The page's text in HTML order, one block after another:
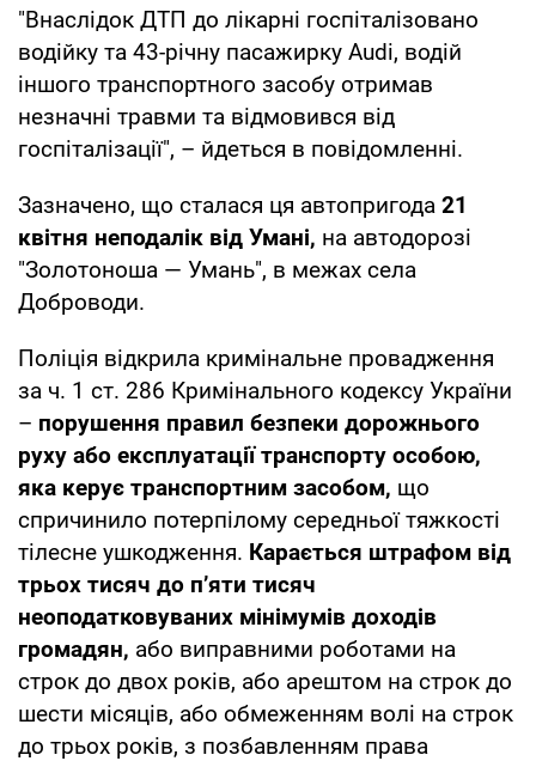
"Внаслідок ДТП до лікарні госпіталізовано
водійку та 43-річну пасажирку Audi, водій
іншого транспортного засобу отримав
незначні травми та відмовився від
госпіталізації", – йдеться в повідомленні.
Зазначено, що сталася ця автопригода 21
квітня неподалік від Умані, на автодорозі
"Золотоноша — Умань", в межах села
Доброводи.
Поліція відкрила кримінальне провадження
за ч. 1 ст. 286 Кримінального кодексу України
– порушення правил безпеки дорожнього
руху або експлуатації транспорту особою,
яка керує транспортним засобом, що
спричинило потерпілому середньої тяжкості
тілесне ушкодження. Карається штрафом від
трьох тисяч до п’яти тисяч
неоподатковуваних мінімумів доходів
громадян, або виправними роботами на
строк до двох років, або арештом на строк до
шести місяців, або обмеженням волі на строк
до трьох років, з позбавленням права